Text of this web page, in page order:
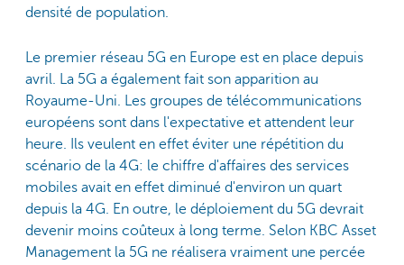
densité de population.
Le premier réseau 5G en Europe est en place depuis
avril. La 5G a également fait son apparition au
Royaume-Uni. Les groupes de télécommunications
européens sont dans l'expectative et attendent leur
heure. Ils veulent en effet éviter une répétition du
scénario de la 4G: le chiffre d'affaires des services
mobiles avait en effet diminué d'environ un quart
depuis la 4G. En outre, le déploiement du 5G devrait
devenir moins coûteux à long terme. Selon KBC Asset
Management la 5G ne réalisera vraiment une percée